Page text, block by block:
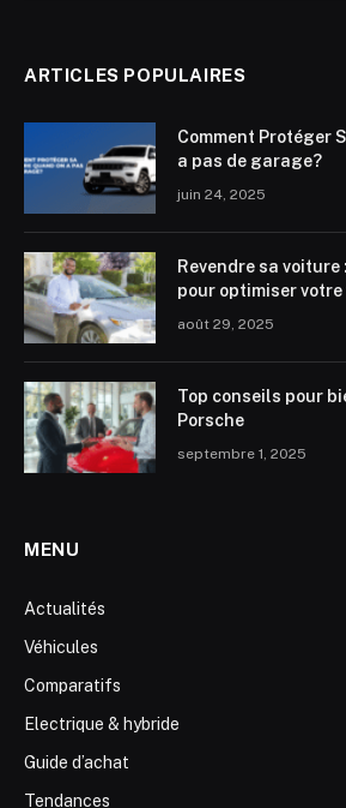
ARTICLES POPULAIRES
Comment Protéger
a pas de garage?
juin 24, 2025
Revendre sa
pour optimiser votre
août 29, 2025
Top conseils pour
Porsche
septembre 1, 2025
MENU
Actualités
Véhicules
Comparatifs
Electrique & hybride
Guide d’achat
Tendances